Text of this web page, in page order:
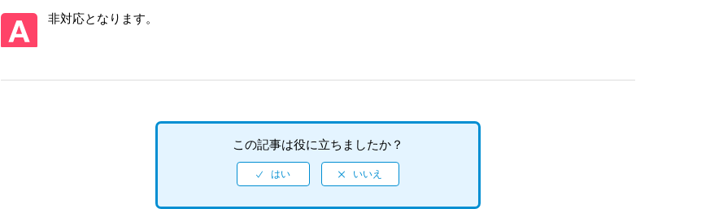
非対応となります。
この記事は役に立ちましたか？